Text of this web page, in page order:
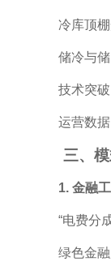
冷库顶
储冷与
技术突
运营数
三、
1. 金融
“电费分
绿色金